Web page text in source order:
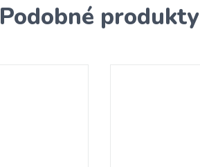
Podobné produkty